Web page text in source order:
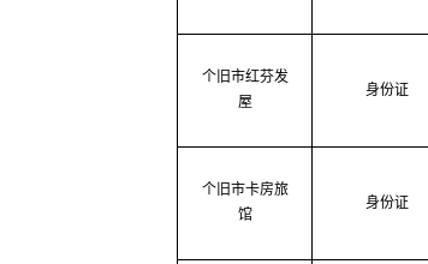
个旧市红芬发
屋
身份证
个旧市卡房旅
馆
身份证